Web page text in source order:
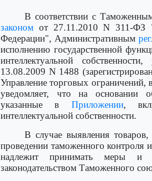
В соответствии с
законом от 27.11.2010 N 311-ФЗ
Федерации", Административным
исполнению государственной
интеллектуальной
13.08.2009 N 1488
Управление торговых
уведомляет, что на основании
указанные в Приложении,
интеллектуальной собственности.
В случае выявления
проведении таможенного контроля
надлежит принимать меры и
законодательством Таможенного